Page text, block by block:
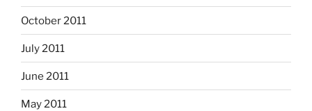
October 2011
July 2011
June 2011
May 2011